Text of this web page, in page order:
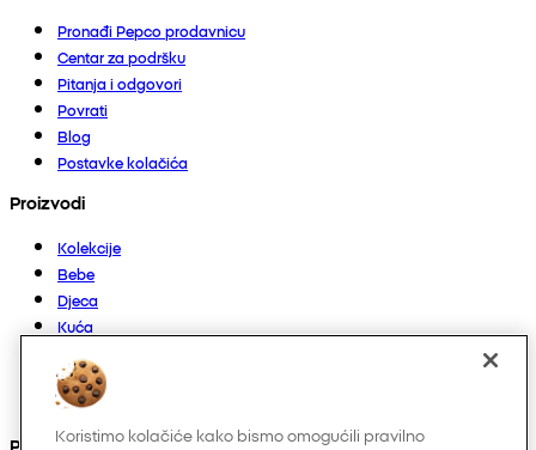
Pronađi Pepco prodavnicu
Centar za podršku
Pitanja i odgovori
Povrati
Blog
Postavke kolačića
Proizvodi
Kolekcije
Bebe
Djeca
Kuća
Muškarci
Ostalo
Koristimo kolačiće kako bismo omogućili pravilno